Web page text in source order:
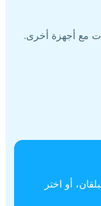
أو اختر
مع أجهزة أخرى.